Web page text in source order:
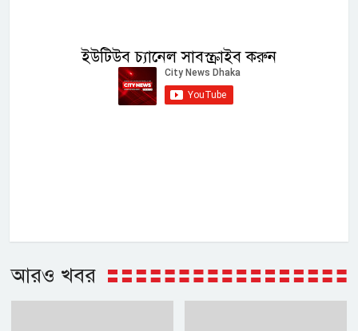
ইউটিউব চ্যানেল সাবস্ক্রাইব করুন
আরও খবর